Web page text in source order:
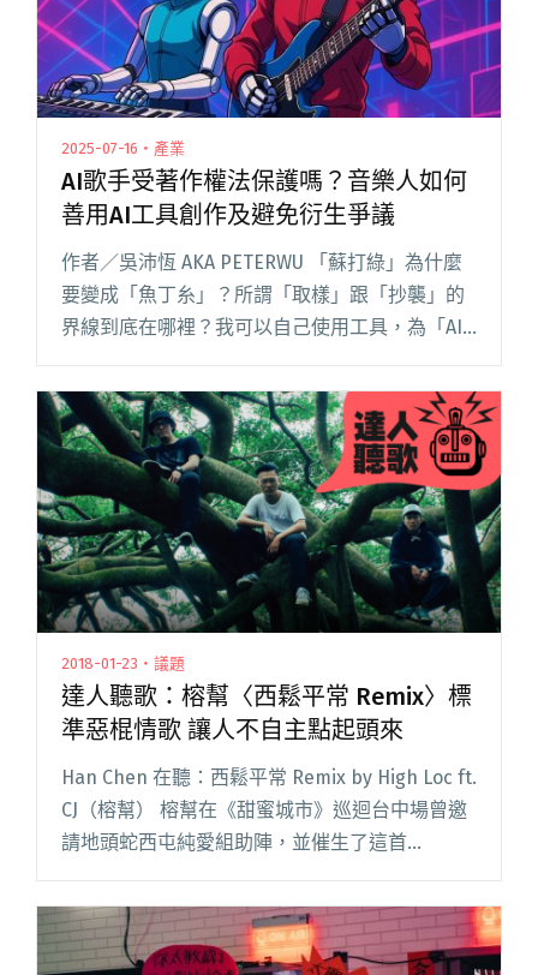
2025-07-16・產業
AI歌手受著作權法保護嗎？音樂人如何
善用AI工具創作及避免衍生爭議
作者／吳沛恆 AKA PETERWU 「蘇打綠」為什麼
要變成「魚丁糸」？所謂「取樣」跟「抄襲」的
界線到底在哪裡？我可以自己使用工具，為「AI
孫燕姿」發行新歌嗎？翻唱、演出、DJ 播放自己
的愛曲，到底應該要跟哪些單位取得授權？ 在動
人旋律背閱讀全文 "AI歌手受著作權法保護嗎？音
樂人如何善用AI工具創作及避免衍生爭議"
2018-01-23・議題
達人聽歌：榕幫〈西鬆平常 Remix〉標
準惡棍情歌 讓人不自主點起頭來
Han Chen 在聽：西鬆平常 Remix by High Loc ft.
CJ（榕幫） 榕幫在《甜蜜城市》巡迴台中場曾邀
請地頭蛇西屯純愛組助陣，並催生了這首
Ba閱讀全文 "達人聽歌：榕幫〈西鬆平常
Remix〉標準惡棍情歌 讓人不自主點起頭來"